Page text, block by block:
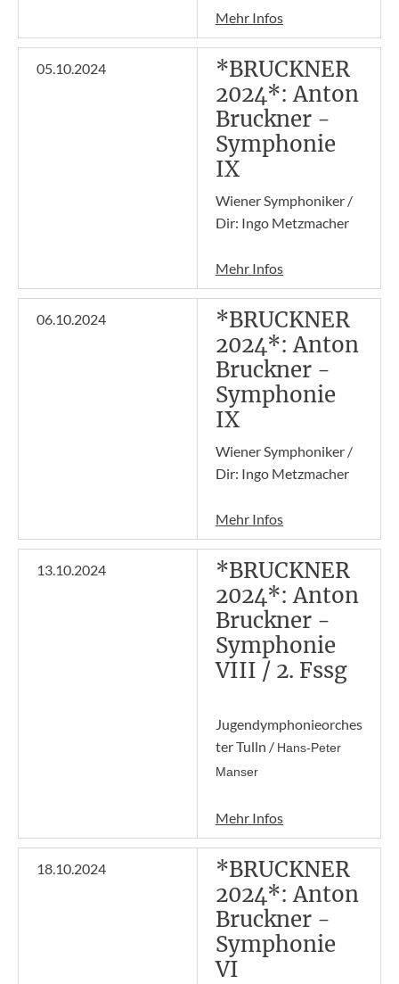
Mehr Infos
05.10.2024
*BRUCKNER
2024*: Anton
Bruckner -
Symphonie
IX
Wiener Symphoniker /
Dir: Ingo Metzmacher
Mehr Infos
06.10.2024
*BRUCKNER
2024*: Anton
Bruckner -
Symphonie
IX
Wiener Symphoniker /
Dir: Ingo Metzmacher
Mehr Infos
13.10.2024
*BRUCKNER
2024*: Anton
Bruckner -
Symphonie
VIII / 2. Fssg
Jugendymphonieorches
ter Tulln / Hans-Peter
Manser
Mehr Infos
18.10.2024
*BRUCKNER
2024*: Anton
Bruckner -
Symphonie
VI